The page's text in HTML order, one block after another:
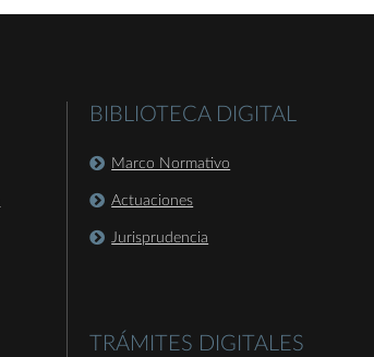
BIBLIOTECA DIGITAL
Marco Normativo
Actuaciones
Jurisprudencia
TRÁMITES DIGITALES